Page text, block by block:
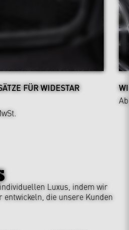
FÜR WIDESTAR
Luxus, indem wir
entwickeln, die unsere Kunden